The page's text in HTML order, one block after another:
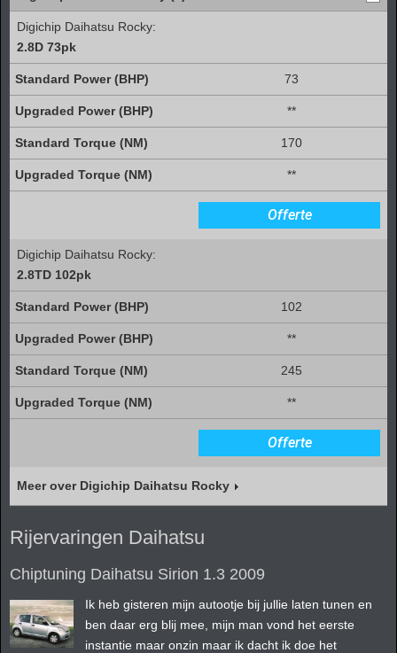
Digichip Daihatsu Rocky:
2.8D 73pk
73
**
170
**
Offerte
Digichip Daihatsu Rocky:
2.8TD 102pk
102
**
245
**
Offerte
Meer over Digichip Daihatsu Rocky
Rijervaringen Daihatsu
Chiptuning Daihatsu Sirion 1.3 2009
Ik heb gisteren mijn autootje bij jullie laten tunen en
ben daar erg blij mee, mijn man vond het eerste
instantie maar onzin maar ik dacht ik doe het